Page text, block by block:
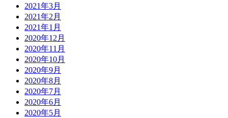
2021年3月
2021年2月
2021年1月
2020年12月
2020年11月
2020年10月
2020年9月
2020年8月
2020年7月
2020年6月
2020年5月